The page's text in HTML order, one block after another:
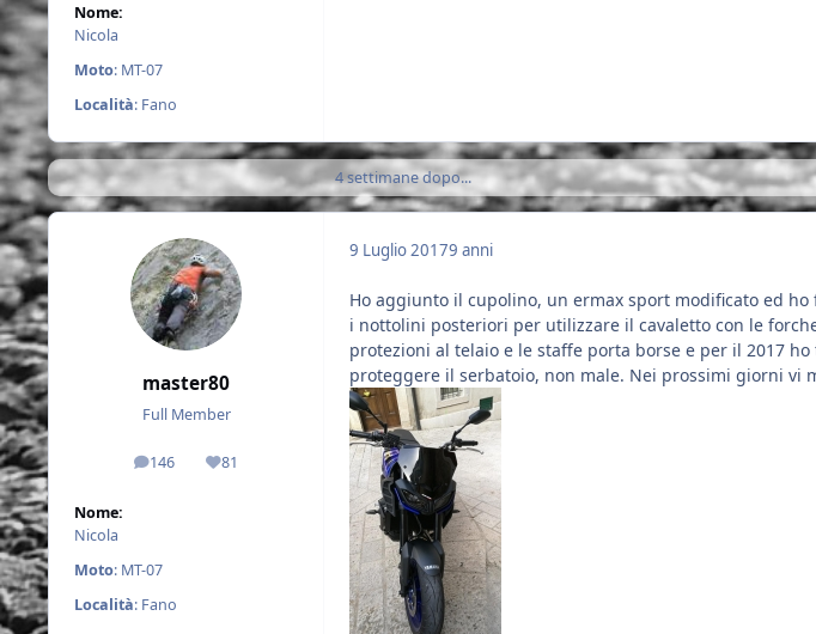
Nome:
Nicola
Moto: MT-07
Località: Fano
4 settimane dopo...
master80
Full Member
146
messaggi81
Reputazione
Nome:
Nicola
Moto: MT-07
Località: Fano
9 Luglio 20179 anni
Ho aggiunto il cupolino, un ermax sport modificato ed
i nottolini posteriori per utilizzare il cavaletto con le
protezioni al telaio e le staffe porta borse e per il 2017
proteggere il serbatoio, non male. Nei prossimi giorni vi